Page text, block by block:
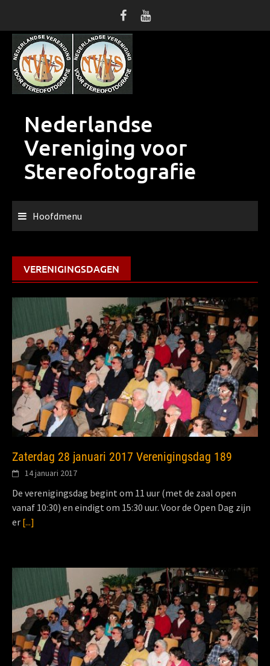
inhoud
Nederlandse
Vereniging voor
Stereofotografie
Hoofdmenu
VERENIGINGSDAGEN
Zaterdag 28 januari 2017 Verenigingsdag 189
14 januari 2017
De verenigingsdag begint om 11 uur (met de zaal open
vanaf 10:30) en eindigt om 15:30 uur. Voor de Open Dag zijn
er [...]